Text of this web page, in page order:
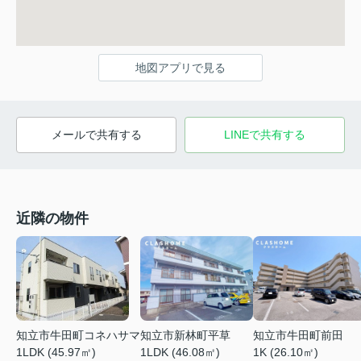
地図アプリで見る
メールで共有する LINEで共有する
近隣の物件
知立市牛田町コネハサマ
1LDK (45.97㎡)
知立市新林町平草
1LDK (46.08㎡)
知立市牛田町前田
1K (26.10㎡)